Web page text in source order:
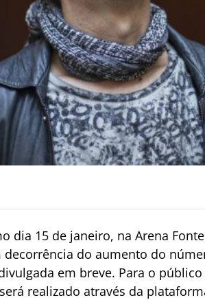
dia 15 de janeiro, na Arena
decorrência do aumento do
em breve. Para o
realizado através da